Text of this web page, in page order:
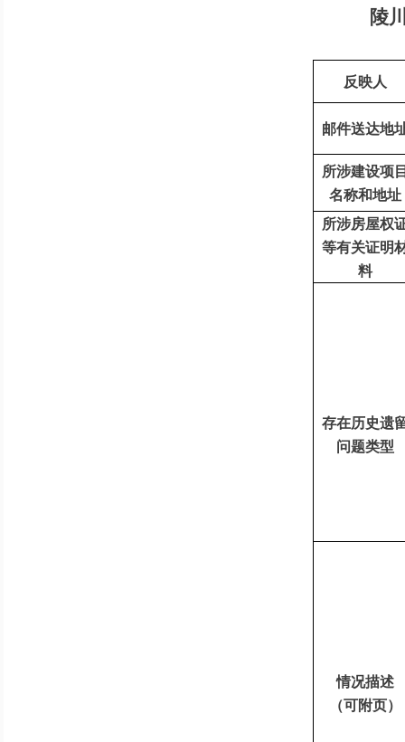
陵
反映人
邮件送达地
所涉建设项
名称和地址
所涉房屋权
等有关证明
料
存在历史遗
问题类型
情况描述
（可附页）